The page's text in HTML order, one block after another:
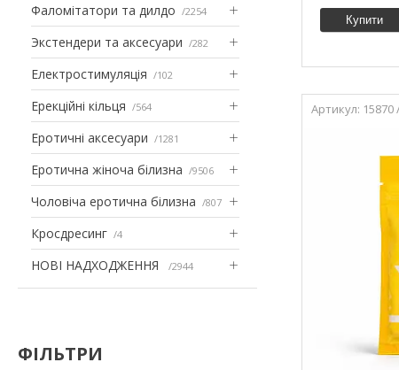
Фаломітатори та дилдо 2254
Экстендери та аксесуари 282
Електростимуляція 102
Ерекційні кільця 564
Еротичні аксесуари 1281
Еротична жіноча білизна 9506
Чоловіча еротична білизна 807
Кросдресинг 4
НОВІ НАДХОДЖЕННЯ 2944
ФІЛЬТРИ
Купити
15870